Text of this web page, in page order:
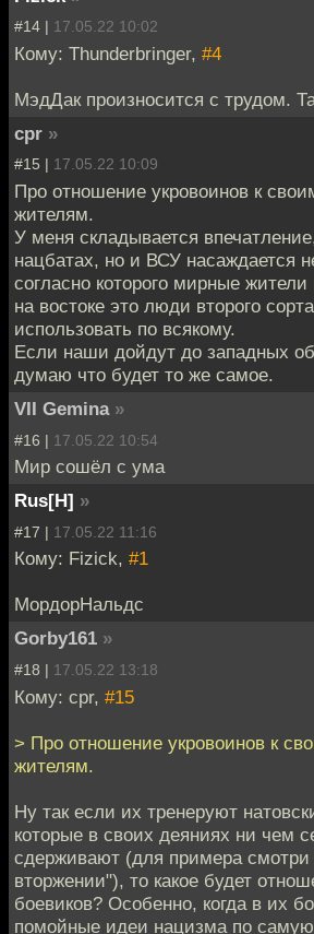
#14 | 17.05.22 10:02
Кому: Thunderbringer, #4
МэдДак произносится с трудом.
cpr »
#15 | 17.05.22 10:09
Про отношение укровоинов к
жителям.
У меня складывается
нацбатах, но и ВСУ насаждается
согласно которого мирные жители
на востоке это люди второго
использовать по всякому.
Если наши дойдут до западных
думаю что будет то же самое.
VII Gemina »
#16 | 17.05.22 10:54
Мир сошёл с ума
Rus[H] »
#17 | 17.05.22 11:16
Кому: Fizick, #1
МордорНальдс
Gorby161 »
#18 | 17.05.22 13:18
Кому: cpr, #15
> Про отношение укровоинов к
жителям.
Ну так если их тренеруют
которые в своих деяниях ни чем
сдерживают (для примера смотри
вторжении"), то какое будет
боевиков? Особенно, когда в их
помойные идеи нацизма по